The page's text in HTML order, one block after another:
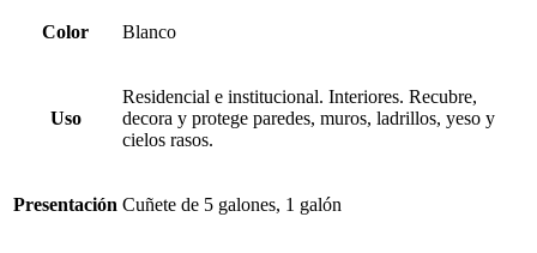
Color Blanco
Uso
Residencial e institucional. Interiores. Recubre,
decora y protege paredes, muros, ladrillos, yeso y
cielos rasos.
Presentación Cuñete de 5 galones, 1 galón